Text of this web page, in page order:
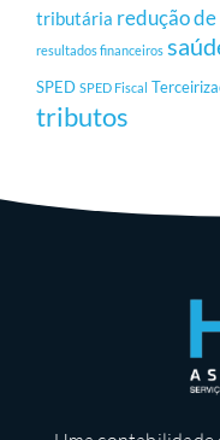
tributária redução
resultados financeiros
SPED SPED Fiscal
tributos